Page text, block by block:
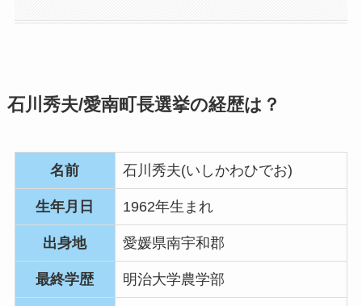
石川秀夫/愛南町長選挙の経歴は？
名前 石川秀夫(いしかわひでお)
生年月日 1962年生まれ
出身地 愛媛県南宇和郡
最終学歴 明治大学農学部